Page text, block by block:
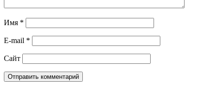
Имя *
E-mail *
Сайт